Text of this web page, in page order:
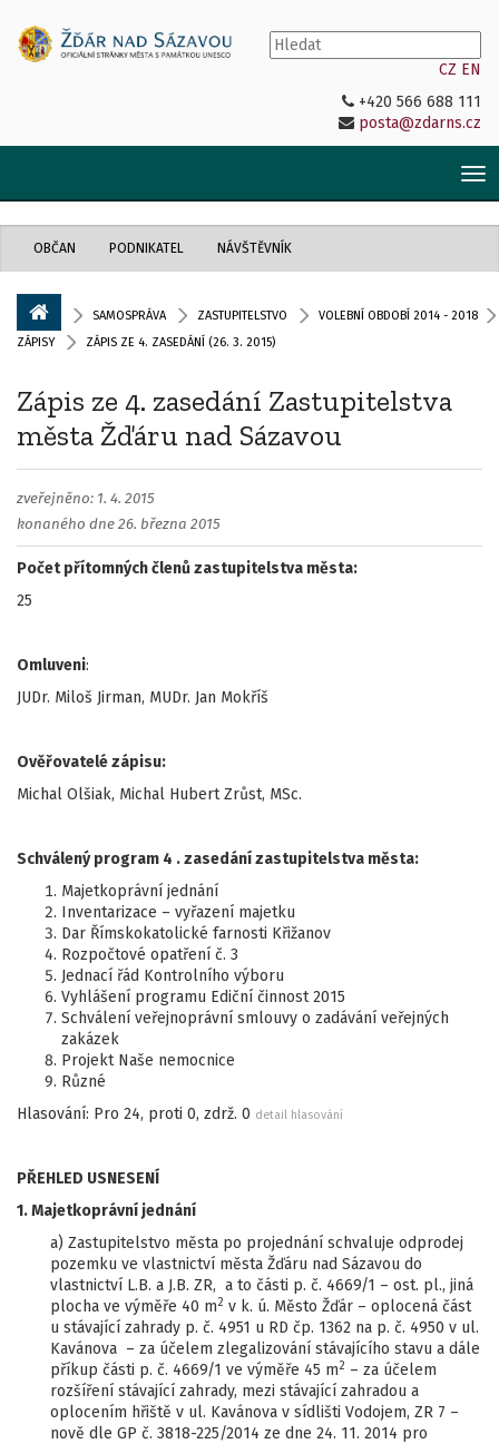
CZ EN
+420 566 688 111
posta@zdarns.cz
OBČAN PODNIKATEL NÁVŠTĚVNÍK
SAMOSPRÁVA ZASTUPITELSTVO
VOLEBNÍ OBDOBÍ 2014 - 2018
ZÁPISY
ZÁPIS ZE 4. ZASEDÁNÍ (26. 3. 2015)
Zápis ze 4. zasedání Zastupitelstva
města Žďáru nad Sázavou
zveřejněno: 1. 4. 2015
konaného dne 26. března 2015
Počet přítomných členů zastupitelstva města:
25
Omluveni:
JUDr. Miloš Jirman, MUDr. Jan Mokříš
Ověřovatelé zápisu:
Michal Olšiak, Michal Hubert Zrůst, MSc.
Schválený program 4 . zasedání zastupitelstva města:
Majetkoprávní jednání
Inventarizace – vyřazení majetku
Dar Římskokatolické farnosti Křižanov
Rozpočtové opatření č. 3
Jednací řád Kontrolního výboru
Vyhlášení programu Ediční činnost 2015
Schválení veřejnoprávní smlouvy o zadávání veřejných
zakázek
Projekt Naše nemocnice
Různé
Hlasování: Pro 24, proti 0, zdrž. 0 detail hlasování
PŘEHLED USNESENÍ
1. Majetkoprávní jednání
a) Zastupitelstvo města po projednání schvaluje odprodej
pozemku ve vlastnictví města Žďáru nad Sázavou do
vlastnictví L.B. a J.B. ZR, a to části p. č. 4669/1 – ost. pl., jiná
plocha ve výměře 40 m2 v k. ú. Město Žďár – oplocená část
u stávající zahrady p. č. 4951 u RD čp. 1362 na p. č. 4950 v ul.
Kavánova – za účelem zlegalizování stávajícího stavu a dále
příkup části p. č. 4669/1 ve výměře 45 m2 – za účelem
rozšíření stávající zahrady, mezi stávající zahradou a
oplocením hřiště v ul. Kavánova v sídlišti Vodojem, ZR 7 –
nově dle GP č. 3818-225/2014 ze dne 24. 11. 2014 pro